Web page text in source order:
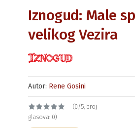
Iznogud: Male
velikog Vezira
Autor: Rene Gosini
(0/5; broj
glasova: 0)